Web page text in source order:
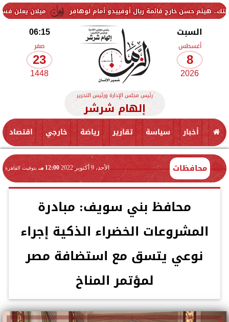
ميلان يعلن فسخ عقد خارج قائمة ريال أوفييدو أمام لوهافر
السبت
أغسطس
8
2026
06:15
صفر
23
1448
رئيس مجلس الإدارة ورئيس التحرير
إلهام شرشر
أخبار سياسة تقارير رياضة خارجي اقتصاد
محافظات الأحد، 9 أكتوبر 2022 12:00 مـ بتوقيت القاهرة
محافظ بني سويف: مبادرة
المشروعات الخضراء الذكية إجراء
نوعي يتسق مع استضافة مصر
لمؤتمر المناخ